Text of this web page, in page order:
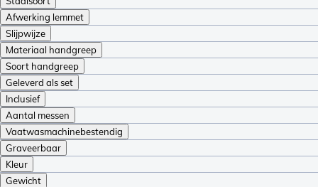
Afwerking lemmet
Slijpwijze
Materiaal handgreep
Soort handgreep
Geleverd als set
Inclusief
Aantal messen
Vaatwasmachinebestendig
Graveerbaar
Kleur
Gewicht